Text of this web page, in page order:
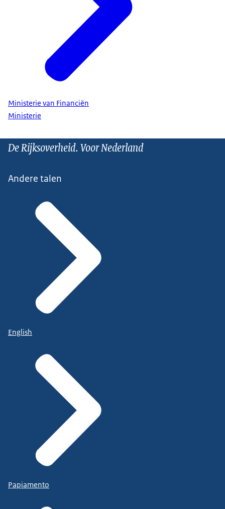
Ministerie van Financiën
Ministerie
De Rijksoverheid. Voor Nederland
Andere talen
English
Papiamento